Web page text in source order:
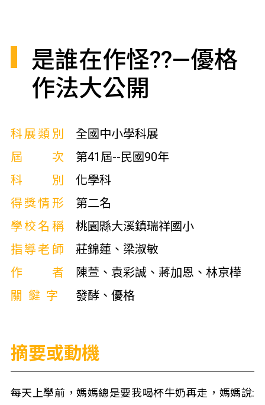
是誰在作怪??—優格
作法大公開
科展類別
全國中小學科展
屆次
第41屆--民國90年
科別
化學科
得獎情形
第二名
學校名稱
桃園縣大溪鎮瑞祥國小
指導老師
莊錦蓮、梁淑敏
作者
陳萱、袁彩誠、蔣加恩、林京樺
關鍵字
發酵、優格
摘要或動機
每天上學前，媽媽總是要我喝杯牛奶再走，媽媽說: